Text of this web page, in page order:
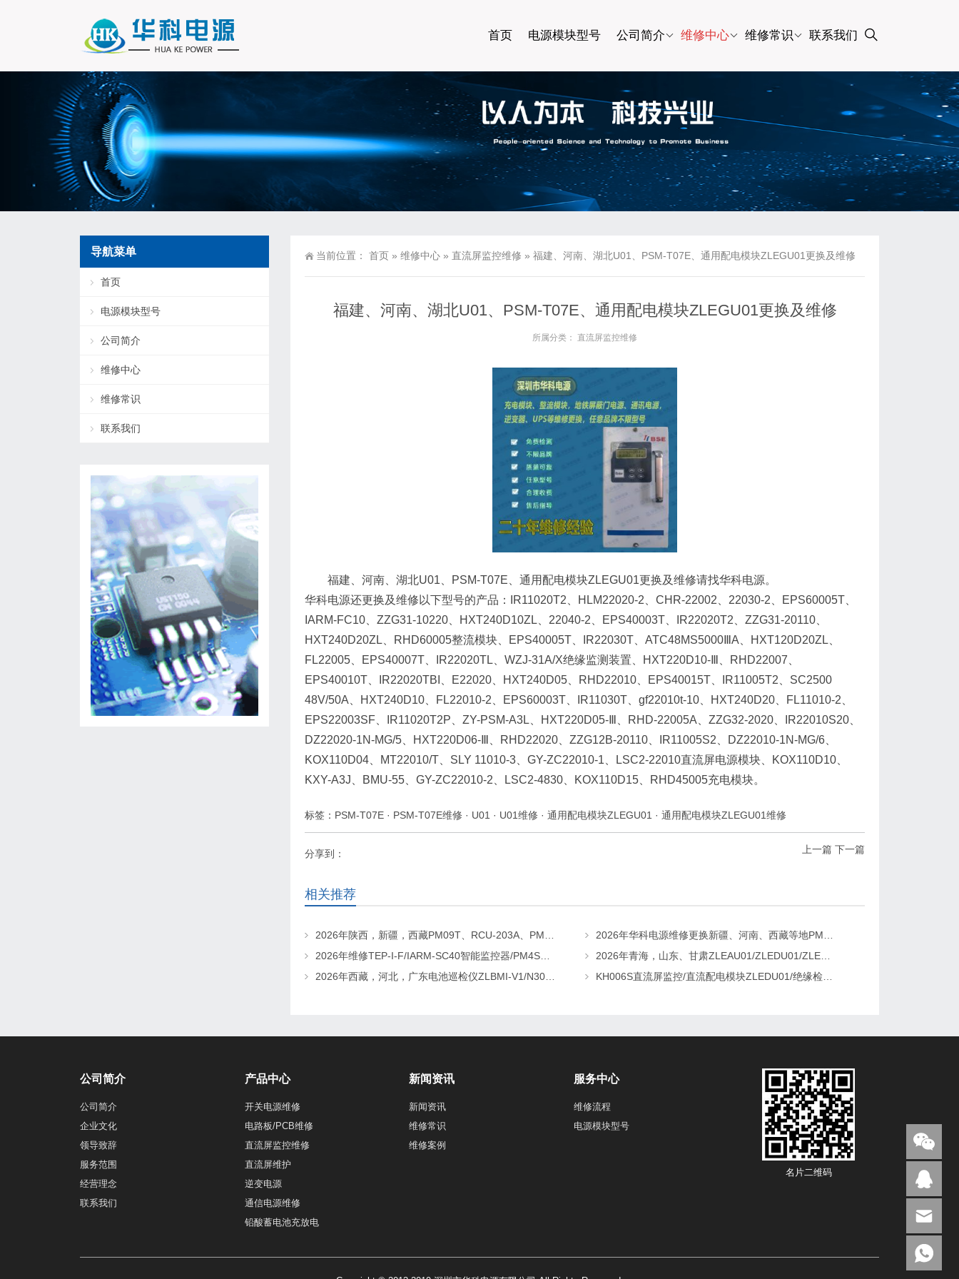
首页 电源模块型号 公司简介 维修中心 维修常识 联系我们
当前位置： 首页 » 维修中心 » 直流屏监控维修 » 福建、河南、湖北U01、PSM-T07E、通用配电模块ZLEGU01更换及维修
福建、河南、湖北U01、PSM-T07E、通用配电模块ZLEGU01更换及维修
所属分类： 直流屏监控维修
福建、河南、湖北U01、PSM-T07E、通用配电模块ZLEGU01更换及维修请找华科电源。
华科电源还更换及维修以下型号的产品：IR11020T2、HLM22020-2、CHR-22002、22030-2、EPS60005T、
IARM-FC10、ZZG31-10220、HXT240D10ZL、22040-2、EPS40003T、IR22020T2、ZZG31-20110、
HXT240D20ZL、RHD60005整流模块、EPS40005T、IR22030T、ATC48MS5000ⅢA、HXT120D20ZL、
FL22005、EPS40007T、IR22020TL、WZJ-31A/X绝缘监测装置、HXT220D10-Ⅲ、RHD22007、
EPS40010T、IR22020TBI、E22020、HXT240D05、RHD22010、EPS40015T、IR11005T2、SC2500
48V/50A、HXT240D10、FL22010-2、EPS60003T、IR11030T、gf22010t-10、HXT240D20、FL11010-2、
EPS22003SF、IR11020T2P、ZY-PSM-A3L、HXT220D05-Ⅲ、RHD-22005A、ZZG32-2020、IR22010S20、
DZ22020-1N-MG/5、HXT220D06-Ⅲ、RHD22020、ZZG12B-20110、IR11005S2、DZ22010-1N-MG/6、
KOX110D04、MT22010/T、SLY 11010-3、GY-ZC22010-1、LSC2-22010直流屏电源模块、KOX110D10、
KXY-A3J、BMU-55、GY-ZC22010-2、LSC2-4830、KOX110D15、RHD45005充电模块。
标签： PSM-T07E · PSM-T07E维修 · U01 · U01维修 · 通用配电模块ZLEGU01 · 通用配电模块ZLEGU01维修
上一篇 下一篇
分享到：
相关推荐
2026年青海，山东、甘肃ZLEAU01/ZLEDU01/ZLEGU01/电池巡检仪ZLBM-12更换及维修
导航菜单
首页
电源模块型号
公司简介
维修中心
维修常识
联系我们
公司简介
公司简介
企业文化
领导致辞
服务范围
经营理念
联系我们
产品中心
开关电源维修
电路板/PCB维修
直流屏监控维修
直流屏维护
逆变电源
通信电源维修
铅酸蓄电池充放电
新闻资讯
新闻资讯
维修常识
维修案例
服务中心
维修流程
电源模块型号
名片二维码